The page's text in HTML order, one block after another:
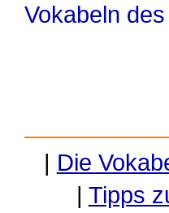
Vokabeln
| Die
| Tipps